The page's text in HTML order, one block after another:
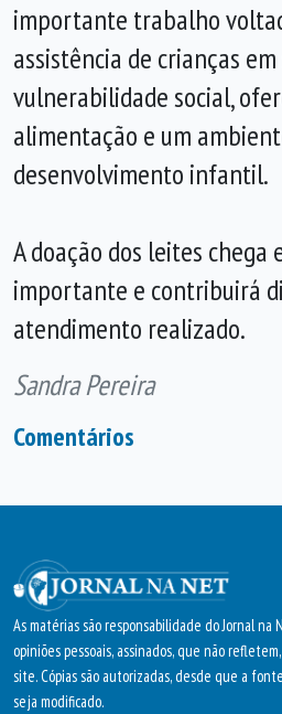
importante trabalho
assistência de crianças
vulnerabilidade social,
alimentação e um
desenvolvimento infantil.
A doação dos leites chega
importante e contribuirá
atendimento realizado.
Sandra Pereira
Comentários
As matérias são responsabilidade do Jornal
opiniões pessoais, assinados, que não
site. Cópias são autorizadas, desde que a
seja modificado.